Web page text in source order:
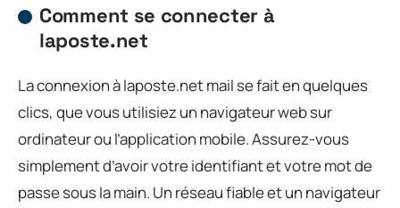
Comment se connecter à
laposte.net
La connexion à laposte.net mail se fait en quelques
clics, que vous utilisiez un navigateur web sur
ordinateur ou l’application mobile. Assurez-vous
simplement d’avoir votre identifiant et votre mot de
passe sous la main. Un réseau fiable et un navigateur